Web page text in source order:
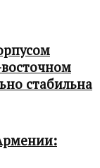
стабильна